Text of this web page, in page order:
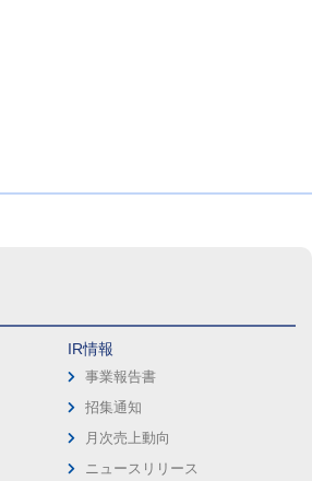
IR情報
事業報告書
招集通知
月次売上動向
ニュースリリース